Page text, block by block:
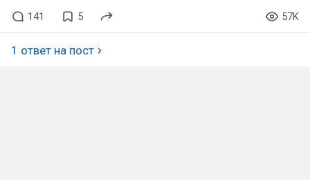
141 5 57K
1 ответ на пост